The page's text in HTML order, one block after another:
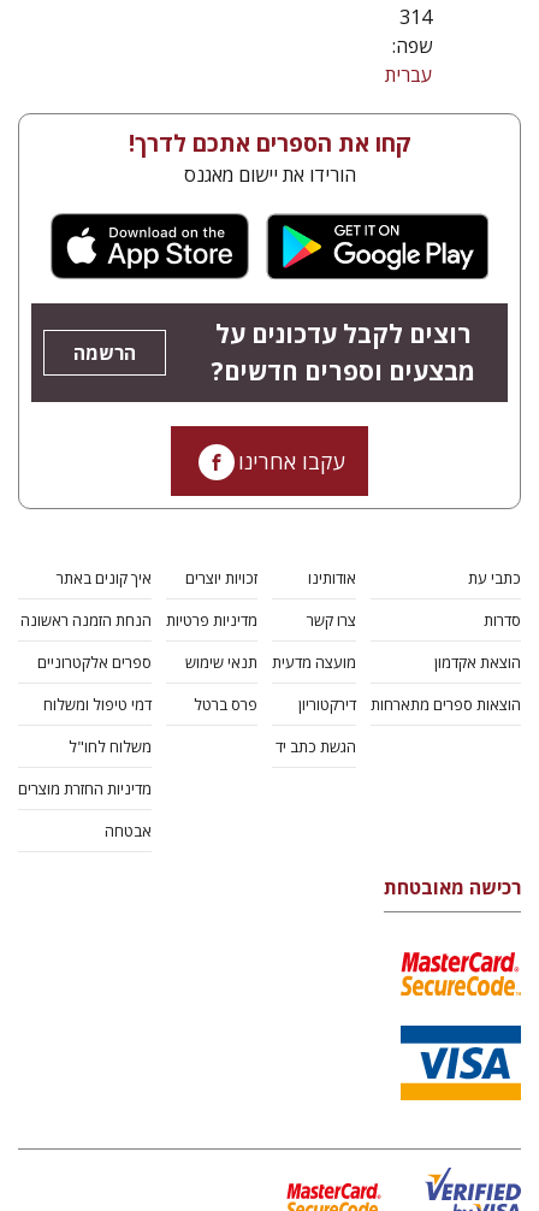
314
שפה:
עברית
קחו את הספרים אתכם לדרך!
הורידו את יישום מאגנס
רוצים לקבל עדכונים על
מבצעים וספרים חדשים?
הרשמה
עקבו אחרינו
כתבי עת
סדרות
הוצאת אקדמון
הוצאות ספרים מתארחות
אודותינו
צרו קשר
מועצה מדעית
דירקטוריון
הגשת כתב יד
זכויות יוצרים
מדיניות פרטיות
תנאי שימוש
פרס ברטל
איך קונים באתר
הנחת הזמנה ראשונה
ספרים אלקטרוניים
דמי טיפול ומשלוח
משלוח לחו"ל
מדיניות החזרת מוצרים
אבטחה
רכישה מאובטחת